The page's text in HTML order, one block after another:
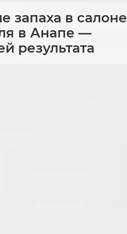
запаха в салоне
в Анапе —
результата